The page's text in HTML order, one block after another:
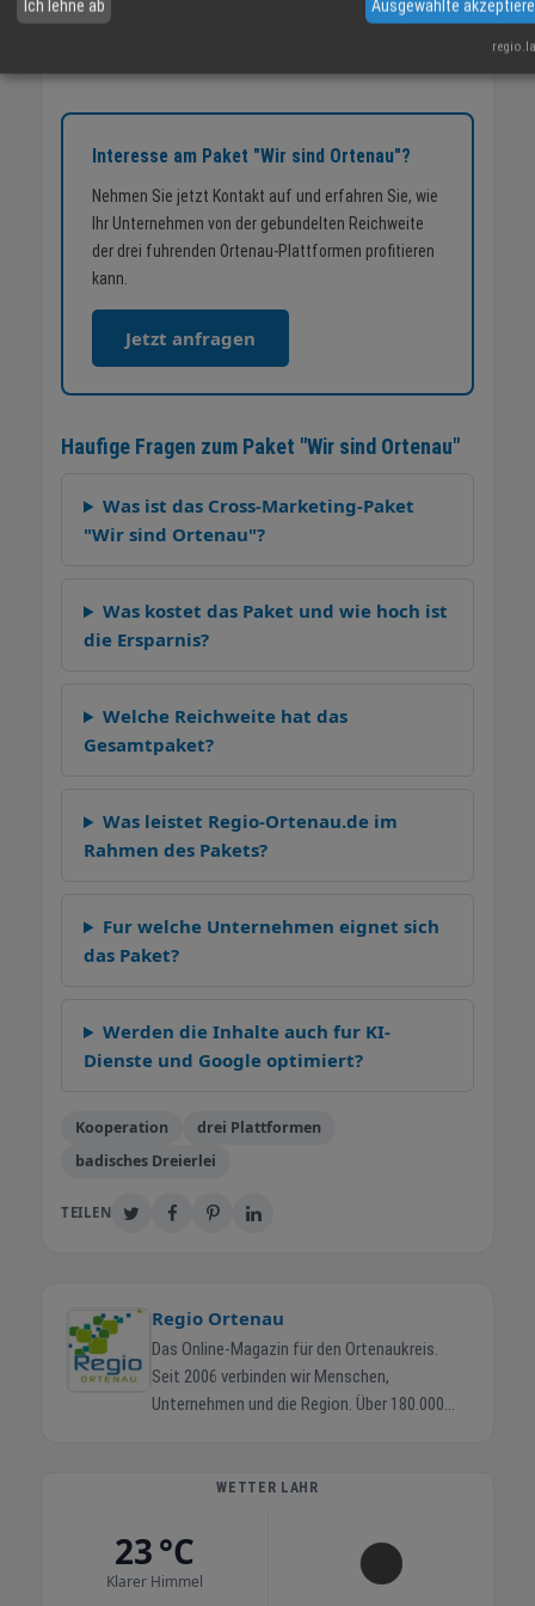
erleben mochten, erhalten so einen unkomplizierten und
Interesse am Paket "Wir sind Ortenau"?
Nehmen Sie jetzt Kontakt auf und erfahren Sie, wie
Ihr Unternehmen von der gebundelten Reichweite
der drei fuhrenden Ortenau-Plattformen profitieren
kann.
Jetzt anfragen
Haufige Fragen zum Paket "Wir sind Ortenau"
Was ist das Cross-Marketing-Paket
"Wir sind Ortenau"?
Was kostet das Paket und wie hoch ist
die Ersparnis?
Welche Reichweite hat das
Gesamtpaket?
Was leistet Regio-Ortenau.de im
Rahmen des Pakets?
Fur welche Unternehmen eignet sich
das Paket?
Werden die Inhalte auch fur KI-
Dienste und Google optimiert?
Kooperation
drei Plattformen
badisches Dreierlei
TEILEN
Regio Ortenau
Das Online-Magazin für den Ortenaukreis.
Seit 2006 verbinden wir Menschen,
Unternehmen und die Region. Über 180.000
für den Ortenaukreis. Bürger finden hier
Angebote und Marktinformationen. Betrieben
wird das Magazin von der Regio Media eG in
WETTER LAHR
23 °C
Klarer Himmel
Ich lehne ab Ausgewählte